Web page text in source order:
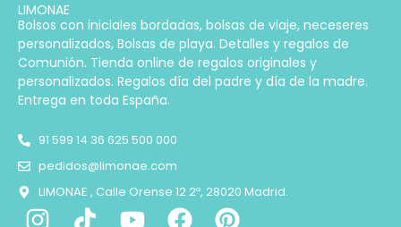
LIMONAE
Bolsos con iniciales bordadas, bolsas de viaje, neceseres
personalizados, Bolsas de playa. Detalles y regalos de
Comunión. Tienda online de regalos originales y
personalizados. Regalos día del padre y día de la madre.
Entrega en toda España.
91 599 14 36 625 500 000
pedidos@limonae.com
LIMONAE , Calle Orense 12 2º, 28020 Madrid.